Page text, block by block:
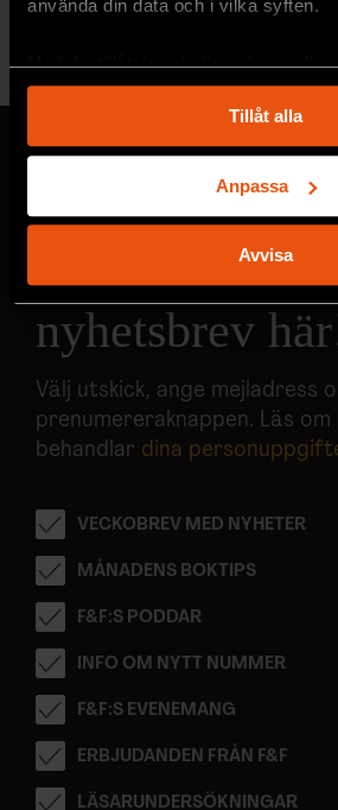
använda din data och i vilka syften.
Med din tillåtelse skulle vi även vilja:
som kan ha en noggrannhet på
Identifiera din enhet genom
för specifika kännetecken
Ta reda på mer om hur dina
helst från cookie-förklaringen.
Vi använder enhetsidentifierare för
och annonserna till användarna,
för sociala medier och analysera vår
vidarebefordrar även sådana
Dessa kan i sin tur kombinera
information som du har tillhandahållit
samlat in när du har använt deras
Tillåt alla
Anpassa
Avvisa
MISSA ALDRIG EN NYHET
Prenumerera
nyhetsbrev
Välj utskick, ange mejladress
prenumereraknappen. Läs om
behandlar dina
VECKOBREV MED NYHETER
MÅNADENS BOKTIPS
F&F:S PODDAR
INFO OM NYTT NUMMER
F&F:S EVENEMANG
ERBJUDANDEN FRÅN F&F
LÄSARUNDERSÖKNINGAR